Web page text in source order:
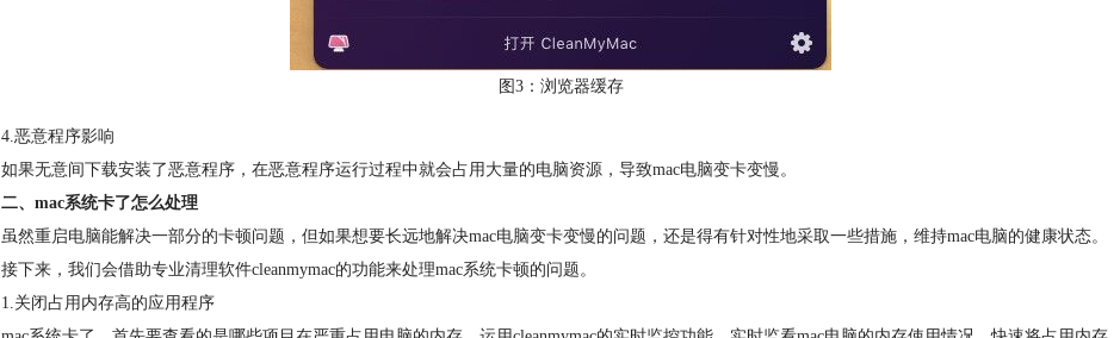
图3：浏览器缓存
4.恶意程序影响
如果无意间下载安装了恶意程序，在恶意程序运行过程中就会占用大量的电脑资源，导致mac电脑变卡变慢。
二、mac系统卡了怎么处理
虽然重启电脑能解决一部分的卡顿问题，但如果想要长远地解决mac电脑变卡变慢的问题，还是得有针对性地采取一些措施，维持mac电脑的健康状态。
接下来，我们会借助专业清理软件cleanmymac的功能来处理mac系统卡顿的问题。
1.关闭占用内存高的应用程序